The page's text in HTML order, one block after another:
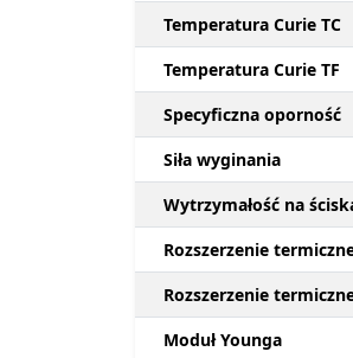
Temperatura Curie TC
Temperatura Curie TF
Specyficzna oporność
Siła wyginania
Wytrzymałość na
Rozszerzenie
Rozszerzenie
Moduł Younga